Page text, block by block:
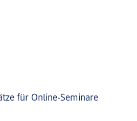
für Online-Seminare